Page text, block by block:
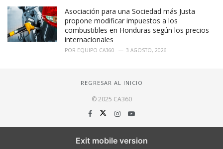
Asociación para una Sociedad más Justa
propone modificar impuestos a los
combustibles en Honduras según los precios
internacionales
POR EQUIPO CA360 3 AGOSTO, 2026
REGRESAR AL INICIO
© 2025 CA360
Exit mobile version